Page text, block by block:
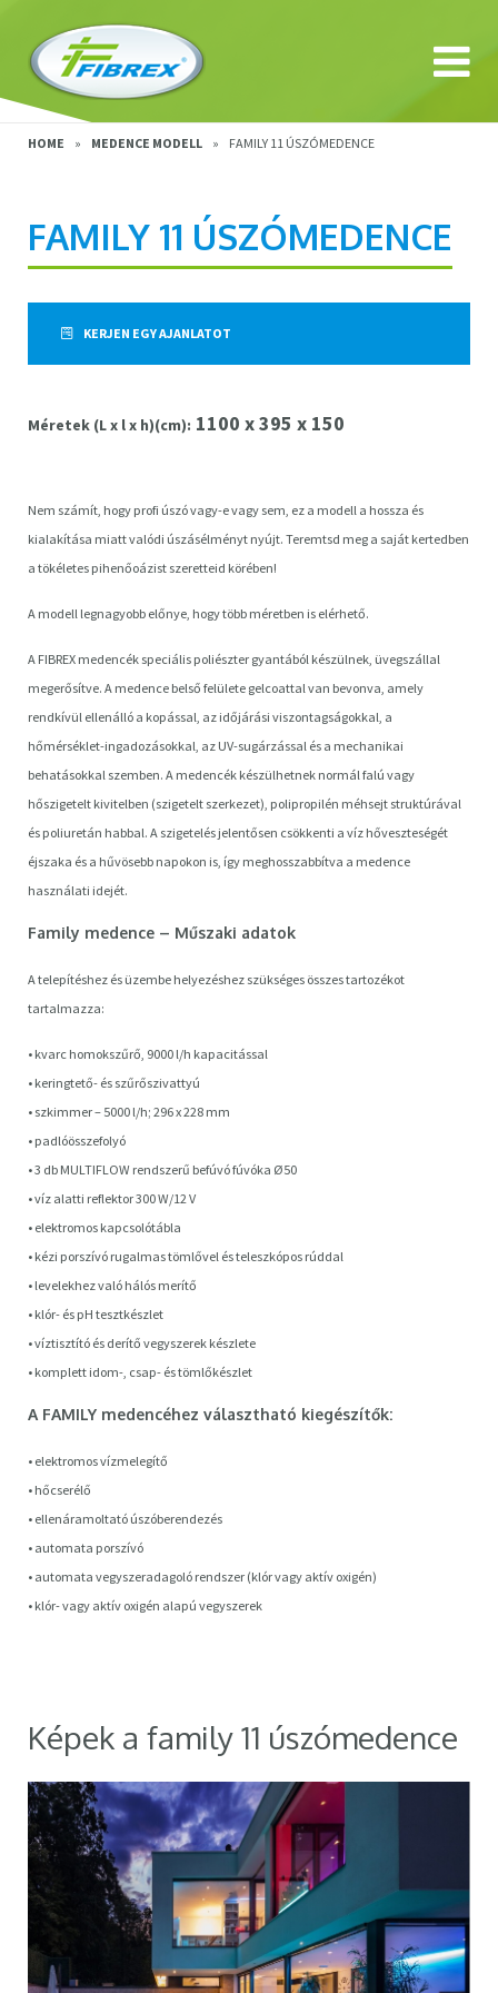
HOME » MEDENCE MODELL » FAMILY 11 ÚSZÓMEDENCE
FAMILY 11 ÚSZÓMEDENCE
KERJEN EGY AJANLATOT
Méretek (L x l x h)(cm): 1100 x 395 x 150
Nem számít, hogy profi úszó vagy-e vagy sem, ez a modell a hossza és
kialakítása miatt valódi úszásélményt nyújt. Teremtsd meg a saját kertedben
a tökéletes pihenőoázist szeretteid körében!
A modell legnagyobb előnye, hogy több méretben is elérhető.
A FIBREX medencék speciális poliészter gyantából készülnek, üvegszállal
megerősítve. A medence belső felülete gelcoattal van bevonva, amely
rendkívül ellenálló a kopással, az időjárási viszontagságokkal, a
hőmérséklet-ingadozásokkal, az UV-sugárzással és a mechanikai
behatásokkal szemben. A medencék készülhetnek normál falú vagy
hőszigetelt kivitelben (szigetelt szerkezet), polipropilén méhsejt struktúrával
és poliuretán habbal. A szigetelés jelentősen csökkenti a víz hőveszteségét
éjszaka és a hűvösebb napokon is, így meghosszabbítva a medence
használati idejét.
Family medence – Műszaki adatok
A telepítéshez és üzembe helyezéshez szükséges összes tartozékot
tartalmazza:
• kvarc homokszűrő, 9000 l/h kapacitással
• keringtető- és szűrőszivattyú
• szkimmer – 5000 l/h; 296 x 228 mm
• padlóösszefolyó
• 3 db MULTIFLOW rendszerű befúvó fúvóka Ø50
• víz alatti reflektor 300 W/12 V
• elektromos kapcsolótábla
• kézi porszívó rugalmas tömlővel és teleszkópos rúddal
• levelekhez való hálós merítő
• klór- és pH tesztkészlet
• víztisztító és derítő vegyszerek készlete
• komplett idom-, csap- és tömlőkészlet
A FAMILY medencéhez választható kiegészítők:
• elektromos vízmelegítő
• hőcserélő
• ellenáramoltató úszóberendezés
• automata porszívó
• automata vegyszeradagoló rendszer (klór vagy aktív oxigén)
• klór- vagy aktív oxigén alapú vegyszerek
Képek a family 11 úszómedence